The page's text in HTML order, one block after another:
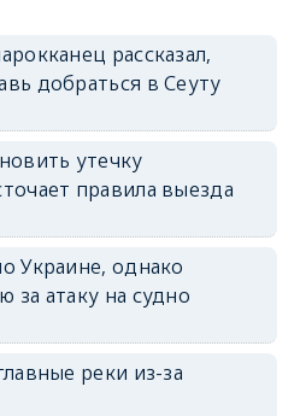
рассказал,
добраться в Сеуту
утечку
правила выезда
Украине, однако
за атаку на судно
реки из-за